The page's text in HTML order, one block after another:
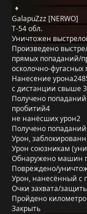
GalapuZzz [NERWO]
Т-54 обл.
Уничтожен
Произведено
прямых попаданий/
осколочно-
Нанесение урона
с дистанции свыше
Получено попаданий
пробитий4
не нанёсших урон2
Получено
Урон,
Урон союзникам
Обнаружено машин
Повреждено/
Урон, нанесённый с
Очки захвата/
Пройдено
Закрыть